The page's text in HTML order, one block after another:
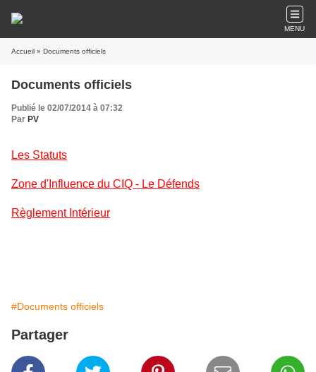
MENU
Accueil » Documents officiels
Documents officiels
Publié le 02/07/2014 à 07:32
Par PV
Les Statuts
Zone d'Influence du CIQ - Le Défends
Règlement Intérieur
#Documents officiels
Partager